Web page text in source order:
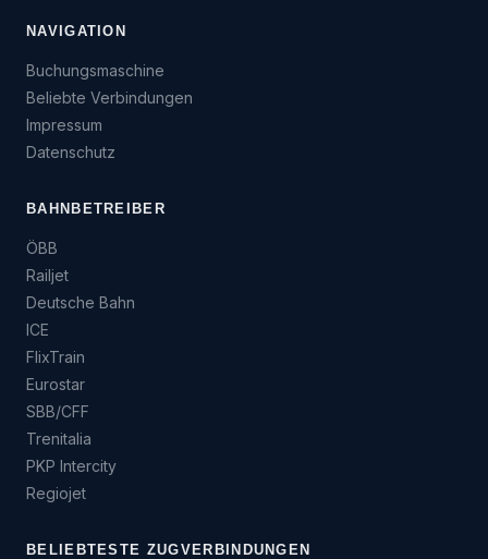
NAVIGATION
Buchungsmaschine
Beliebte Verbindungen
Impressum
Datenschutz
BAHNBETREIBER
ÖBB
Railjet
Deutsche Bahn
ICE
FlixTrain
Eurostar
SBB/CFF
Trenitalia
PKP Intercity
Regiojet
BELIEBTESTE ZUGVERBINDUNGEN